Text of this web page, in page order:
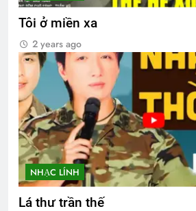
Tôi ở miền xa
2 years ago
NHẠC LÍNH
Lá thư trần thế